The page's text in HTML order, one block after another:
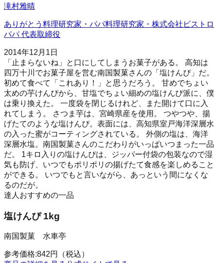
滝村雅晴
ありがとう料理研究家・パパ料理研究家・株式会社ビストロ
パパ 代表取締役
2014年12月1日
「止まらないね」と口にしてしまうお菓子がある。 高知は
四万十川でお菓子屋を営む南国製菓さんの「塩けんぴ」だ。
初めて食べて「これあり！」と思うだろう。 甘めでちょい
太めの芋けんぴから、甘塩でちょい細めの塩けんぴ派に、僕
は乗り換えた。 一度袋を閉じるけれど、また開けて口に入
れてしまう。 さつま芋は、宮崎県産を使用。 つやつや、揚
げたてのような塩けんぴ。表面には、高知県室戸海洋深層水
の入った蜜がコーティングされている。 外側の塩は、海洋
深層水塩。南国製菓さんのこだわりがいっぱいつまった一品
だ。 1キロ入りの塩けんぴは、ジッパー付袋の包装なので湿
気も防げ、いつでもポリポリの揚げたて食感を楽しめること
ができる。 いつでもと言いながら、あっという間になくな
るのだが。
達人おすすめの一品
塩けんぴ 1kg
南国製菓 水車亭
参考価格:842円
（税込）